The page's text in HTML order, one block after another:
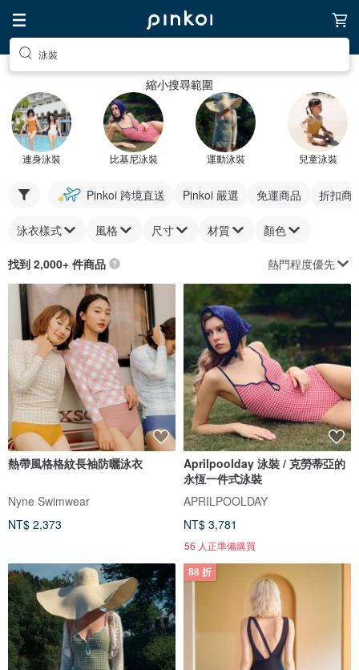
泳裝
縮小搜尋範圍
連身泳裝 比基尼泳裝 運動泳裝 兒童泳裝
Pinkoi 跨境直送 Pinkoi 嚴選 免運商品 折扣商
泳衣樣式 風格 尺寸 材質 顏色
找到 2,000+ 件商品 熱門程度優先
熱帶風格格紋長袖防曬泳衣
Nyne Swimwear
NT$ 2,373
Aprilpoolday 泳裝 / 克勞蒂亞的
永恆一件式泳裝
APRILPOOLDAY
NT$ 3,781
56 人正準備購買
88 折